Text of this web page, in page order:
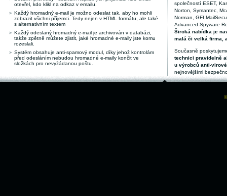
otevřel, kdo klikl na odkaz v emailu.
Každý hromadný e-mail je možno odeslat tak, aby ho mohli
zobrazit všichni příjemci. Tedy nejen v HTML formátu, ale také
s alternativním textem
Každý odeslaný hromadný e-mail je archivován v databázi,
takže zpětně můžete zjistit, jaké hromadné e-maily jste komu
rozeslali.
Systém obsahuje anti-spamový modul, díky jehož kontrolám
před odesláním nebudou hromadné e-maily končit ve
složkách pro nevyžádanou poštu.
společností ESET,
Norton, Symantec,
Norman, GFI
Advanced Spyware
Široká nabídka je
malá či velká firma,
Současně
technici pravidelně
u výrobců anti-
nejnovějšími